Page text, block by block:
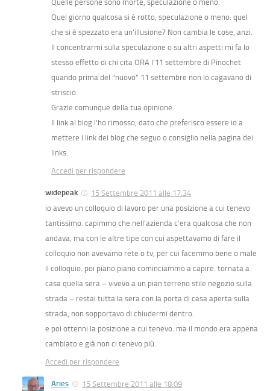
Quelle persone sono morte, speculazione o meno.
Quel giorno qualcosa si è rotto, speculazione o meno: quel
che si è spezzato era un’illusione? Non cambia le cose, anzi.
Il concentrarmi sulla speculazione o su altri aspetti mi fa lo
stesso effetto di chi cita ORA l’11 settembre di Pinochet
quando prima del “nuovo” 11 settembre non lo cagavano di
striscio.
Grazie comunque della tua opinione.
Il link al blog l’ho rimosso, dato che preferisco essere io a
mettere i link dei blog che seguo o consiglio nella pagina dei
links.
Accedi per rispondere
widepeak
15 Settembre 2011 alle 17:34
io avevo un colloquio di lavoro per una posizione a cui tenevo
tantissimo. capimmo che nell’azienda c’era qualcosa che non
andava, ma con le altre tipe con cui aspettavamo di fare il
colloquio non avevamo rete o tv, per cui facemmo bene o male
il colloquio. poi piano piano cominciammo a capire. tornata a
casa quella sera – vivevo a un pian terreno stile negozio sulla
strada – restai tutta la sera con la porta di casa aperta sulla
strada, non sopportavo di chiudermi dentro.
e poi ottenni la posizione a cui tenevo. ma il mondo era appena
cambiato e già non ci tenevo più.
Accedi per rispondere
Aries
15 Settembre 2011 alle 18:09